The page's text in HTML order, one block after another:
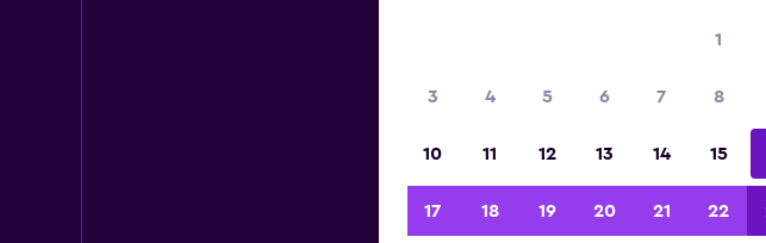
1
3 4 5 6 7 8
10 11 12 13 14 15
17 18 19 20 21 22